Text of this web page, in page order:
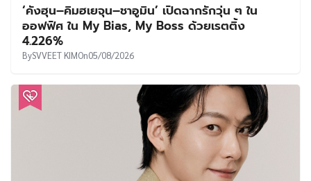
‘คังฮุน–คิมฮเยจุน–ชาอูมิน’ เปิดฉากรักวุ่น ๆ ใน
ออฟฟิศ ใน My Bias, My Boss ด้วยเรตติ้ง
4.226%
BySVVEET KIMOn05/08/2026